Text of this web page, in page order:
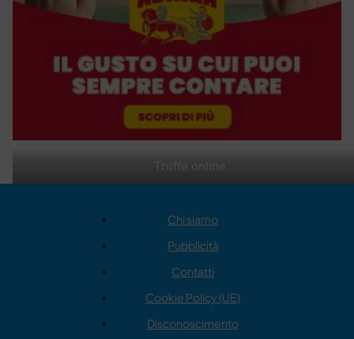
Truffe online
Chi siamo
Pubblicità
Contatti
Cookie Policy (UE)
Disconoscimento